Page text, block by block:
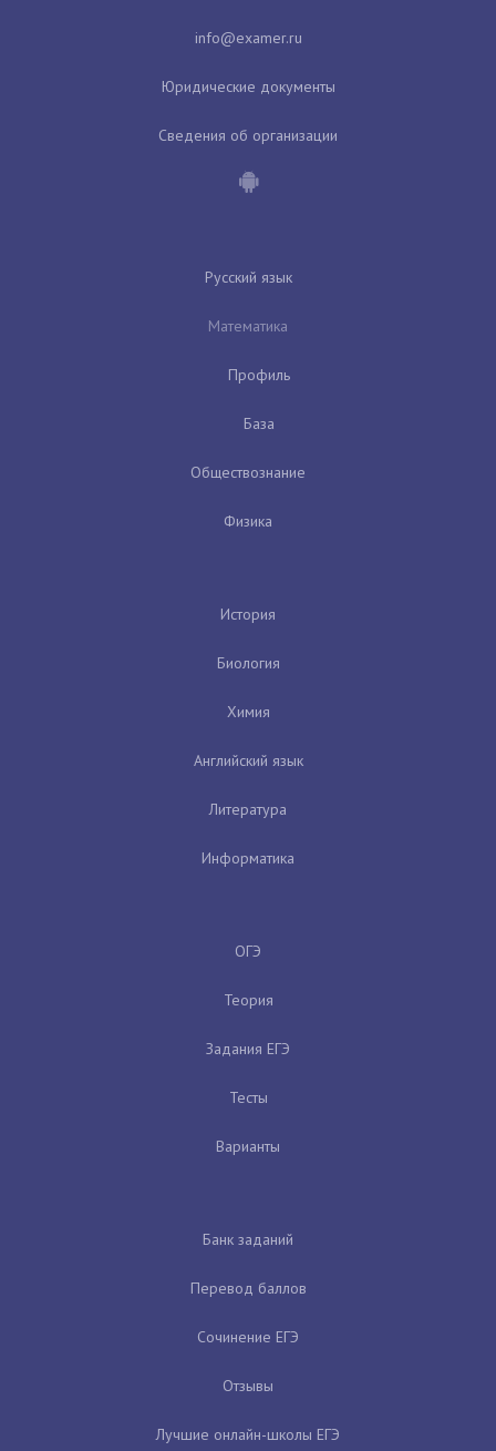
Юридические документы
Сведения об организации
Русский язык
Математика
Профиль
База
Обществознание
Физика
История
Биология
Химия
Английский язык
Литература
Информатика
ОГЭ
Теория
Задания ЕГЭ
Тесты
Варианты
Банк заданий
Перевод баллов
Сочинение ЕГЭ
Отзывы
Лучшие онлайн-школы ЕГЭ